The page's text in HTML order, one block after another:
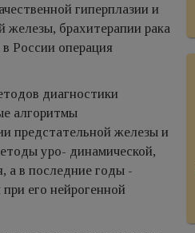
гиперплазии и
железы, брахитерапии рака
России операция
диагностики
алгоритмы
предстательной железы и
уро- динамической,
а в последние годы -
его нейрогенной